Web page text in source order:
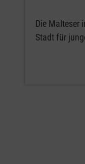
Die Malteser
Stadt für